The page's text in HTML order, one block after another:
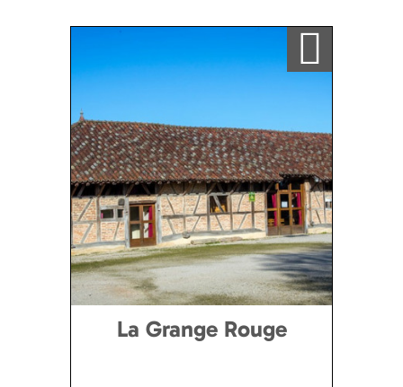
Ajouter a ma sélection
La Grange Rouge